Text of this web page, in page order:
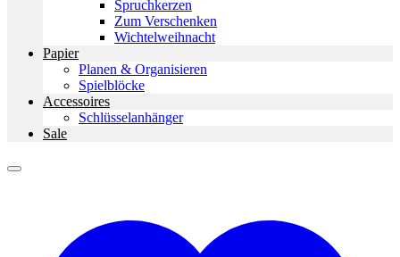
Spruchkerzen
Zum Verschenken
Wichtelweihnacht
Papier
Planen & Organisieren
Spielblöcke
Accessoires
Schlüsselanhänger
Sale